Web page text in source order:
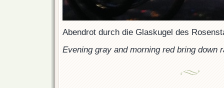
Abendrot durch die Glaskugel des
Evening gray and morning red bring down